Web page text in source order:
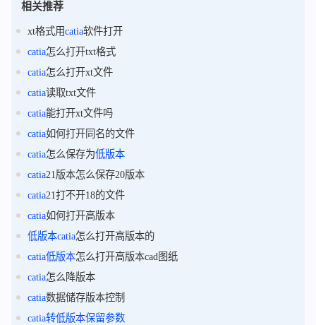
相关推荐
xt格式用catia软件打开
catia怎么打开txt格式
catia怎么打开xt文件
catia读取txt文件
catia能打开xt文件吗
catia如何打开同名的文件
catia怎么保存为低版本
catia21版本怎么保存20版本
catia21打不开18的文件
catia如何打开高版本
低版本catia怎么打开高版本的
catia低版本怎么打开高版本cad图纸
catia怎么降版本
catia数据储存版本控制
catia转低版本保留参数